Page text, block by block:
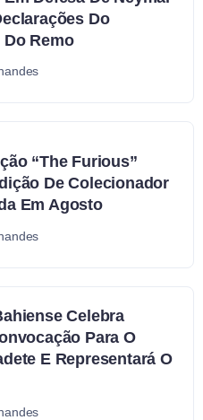
Do
Remo
“The Furious”
De Colecionador
Em Agosto
Celebra
Para O
E Representará O